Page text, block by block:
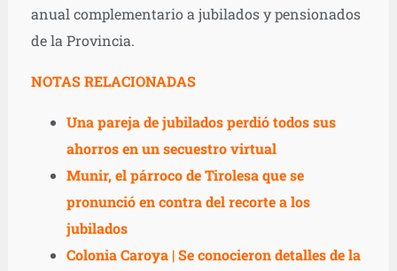
anual complementario a jubilados y pensionados
de la Provincia.
NOTAS RELACIONADAS
Una pareja de jubilados perdió todos sus
ahorros en un secuestro virtual
Munir, el párroco de Tirolesa que se
pronunció en contra del recorte a los
jubilados
Colonia Caroya | Se conocieron detalles de la